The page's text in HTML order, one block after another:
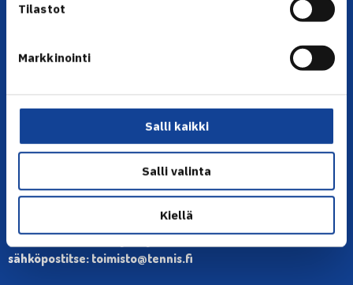
Tilastot
Markkinointi
Salli kaikki
Salli valinta
Kiellä
Olympiastadion, Paavo Nurmen tie 1, 00250 Helsinki
Toimiston puhelinajat:
Muina aikoina olkaa yhteydessä
sähköpostitse: toimisto@tennis.fi